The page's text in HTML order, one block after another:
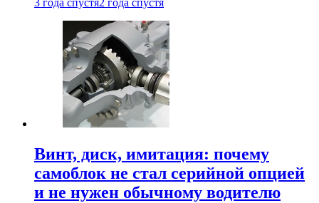
3 года спустя2 года спустя
Винт, диск, имитация: почему
самоблок не стал серийной опцией
и не нужен обычному водителю